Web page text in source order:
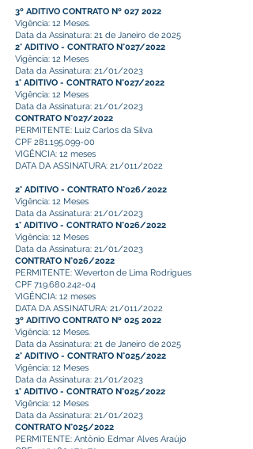
3º ADITIVO CONTRATO Nº 027 2022
Vigência: 12 Meses.
Data da Assinatura: 21 de Janeiro de 2025
2° ADITIVO - CONTRATO N°027/2022
Vigência: 12 Meses
Data da Assinatura: 21/01/2023
1° ADITIVO - CONTRATO N°027/2022
Vigência: 12 Meses
Data da Assinatura: 21/01/2023
CONTRATO N°027/2022
PERMITENTE: Luiz Carlos da Silva
CPF 281.195.099-00
VIGÊNCIA: 12 meses
DATA DA ASSINATURA: 21/011/2022
2° ADITIVO - CONTRATO N°026/2022
Vigência: 12 Meses
Data da Assinatura: 21/01/2023
1° ADITIVO - CONTRATO N°026/2022
Vigência: 12 Meses
Data da Assinatura: 21/01/2023
CONTRATO N°026/2022
PERMITENTE: Weverton de Lima Rodrigues
CPF 719.680.242-04
VIGÊNCIA: 12 meses
DATA DA ASSINATURA: 21/011/2022
3º ADITIVO CONTRATO Nº 025 2022
Vigência: 12 Meses.
Data da Assinatura: 21 de Janeiro de 2025
2° ADITIVO - CONTRATO N°025/2022
Vigência: 12 Meses
Data da Assinatura: 21/01/2023
1° ADITIVO - CONTRATO N°025/2022
Vigência: 12 Meses
Data da Assinatura: 21/01/2023
CONTRATO N°025/2022
PERMITENTE: Antônio Edmar Alves Araújo